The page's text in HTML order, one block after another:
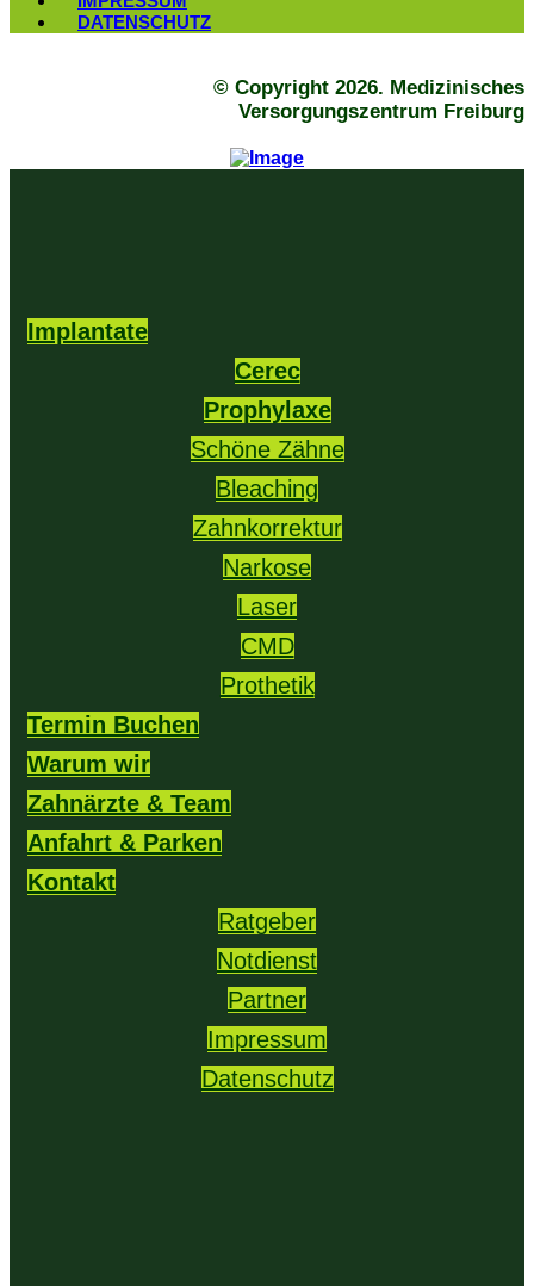
DATENSCHUTZ
© Copyright 2026. Medizinisches
Versorgungszentrum Freiburg
Implantate
Cerec
Prophylaxe
Schöne Zähne
Bleaching
Zahnkorrektur
Narkose
Laser
CMD
Prothetik
Termin Buchen
Warum wir
Zahnärzte & Team
Anfahrt & Parken
Kontakt
Ratgeber
Notdienst
Partner
Impressum
Datenschutz